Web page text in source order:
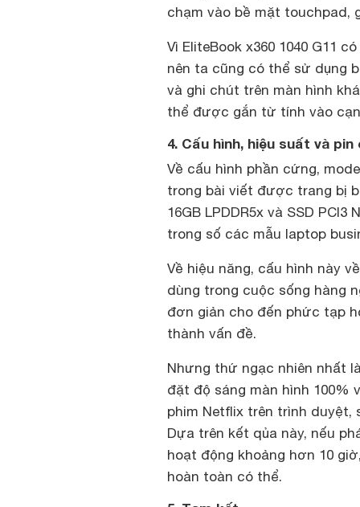
chạm vào bề mặt touchpad,
Vì EliteBook x360 1040 G11
nên ta cũng có thể sử dụng
và ghi chút trên màn hình
thể được gắn từ tính vào
4. Cấu hình, hiệu suất và pin
Về cấu hình phần cứng,
trong bài viết được trang bị
16GB LPDDR5x và SSD
trong số các mẫu laptop
Về hiệu năng, cấu hình này
dùng trong cuộc sống hàng
đơn giản cho đến phức tạp
thành vấn đề.
Nhưng thứ ngạc nhiên nhất
đặt độ sáng màn hình 100%
phim Netflix trên trình duyệt,
Dựa trên kết qủa này, nếu
hoạt động khoảng hơn 10
hoàn toàn có thể.